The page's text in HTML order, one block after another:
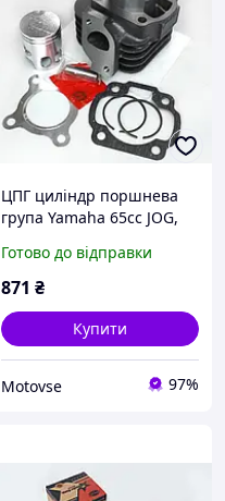
ЦПГ циліндр поршнева
група Yamaha 65cc JOG,
"Gintana" Ямаха Джог
Готово до відправки
871 ₴
Купити
Motovse 97%